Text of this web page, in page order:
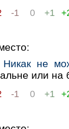
-1 0 +1
Никак не
или на
-1 0 +1